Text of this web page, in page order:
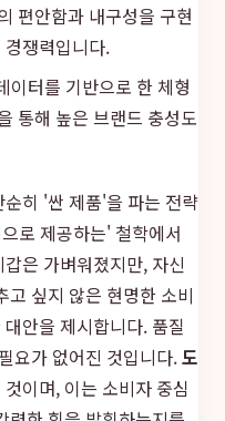
편안함과 내구성을 구현
경쟁력입니다.
이터를 기반으로 한 체형
통해 높은 브랜드 충성도
순히 '싼 제품'을 파는 전략
로 제공하는' 철학에서
은 가벼워졌지만, 자신
고 싶지 않은 현명한 소비
안을 제시합니다. 품질
요가 없어진 것입니다.도
이며, 이는 소비자 중심